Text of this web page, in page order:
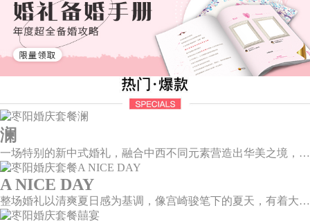
澜
一场特别的新中式婚礼，融合中西不同元素营造出华美之境，有庄严浪漫的西式证婚，也有含蓄深情的中式感恩，从古典到现代，从前世到今生，爱，隽永铭刻。
A NICE DAY
整场婚礼以清爽夏日感为基调，像宫崎骏笔下的夏天，有着大朵大朵像棉花糖似的白云，有蔚蓝蔚蓝的天空和青绿青绿的草地，有着童话世界里干净纯洁的美好，有着日系画风下的治愈感。